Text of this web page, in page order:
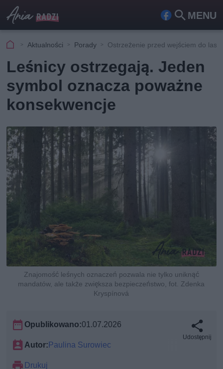
MENU
Fa
ook
Szu
kaj
Aktualności Porady Ostrzeżenie przed wejściem do lasu
Leśnicy ostrzegają. Jeden
symbol oznacza poważne
konsekwencje
Znajomość leśnych oznaczeń pozwala nie tylko uniknąć
mandatów, ale także zwiększa bezpieczeństwo, fot. Zdenka
Kryspínová
Opublikowano:01.07.2026
Autor:Paulina Surowiec
Drukuj
Udostępnij